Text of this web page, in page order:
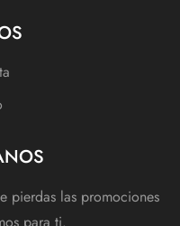
pierdas las promociones
para ti.